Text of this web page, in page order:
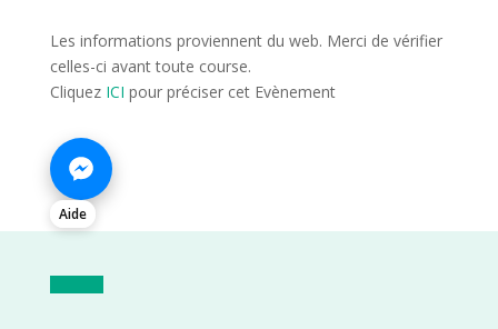
Les informations proviennent du web. Merci de vérifier
celles-ci avant toute course.
Cliquez ICI pour préciser cet Evènement
Aide